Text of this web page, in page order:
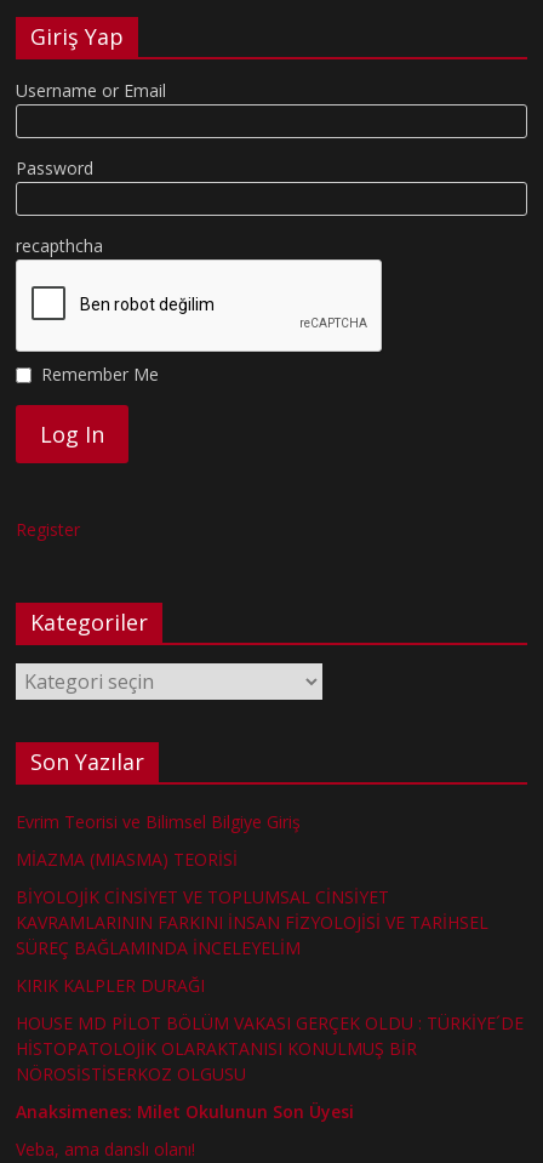
Giriş Yap
Username or Email
Password
recapthcha
Remember Me
Register
Kategoriler
Kategoriler
Son Yazılar
Evrim Teorisi ve Bilimsel Bilgiye Giriş
MİAZMA (MIASMA) TEORİSİ
BİYOLOJİK CİNSİYET VE TOPLUMSAL CİNSİYET
KAVRAMLARININ FARKINI İNSAN FİZYOLOJİSİ VE TARİHSEL
SÜREÇ BAĞLAMINDA İNCELEYELİM
KIRIK KALPLER DURAĞI
HOUSE MD PİLOT BÖLÜM VAKASI GERÇEK OLDU : TÜRKİYE´DE
HİSTOPATOLOJİK OLARAKTANISI KONULMUŞ BİR
NÖROSİSTİSERKOZ OLGUSU
Anaksimenes: Milet Okulunun Son Üyesi
Veba, ama danslı olanı!